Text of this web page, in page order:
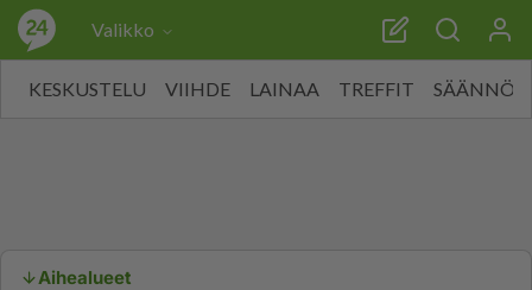
Valikko
KESKUSTELU VIIHDE LAINAA TREFFIT SÄÄNNÖT
Aihealueet